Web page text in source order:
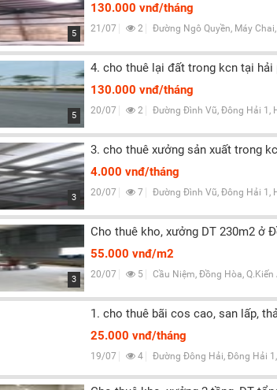
5
130.000 vnđ/tháng
21/07 2 Đường Ngô Quyền, Máy
5
4. cho thuê lại đất trong kcn tại
130.000 vnđ/tháng
20/07 2 Đường Đình Vũ, Đông Hải 1,
3
3. cho thuê xưởng sản xuất trong
4.000 vnđ/tháng
20/07 7 Đường Đình Vũ, Đông Hải 1,
3
Cho thuê kho, xưởng DT 230m2 ở
55.000 vnđ/m2
20/07 5 Cầu Niệm, Đồng Hòa, Q.Kiến
1. cho thuê bãi cos cao, san lấp,
25.000 vnđ/tháng
19/07 4 Đường Đông Hải, Đông Hải